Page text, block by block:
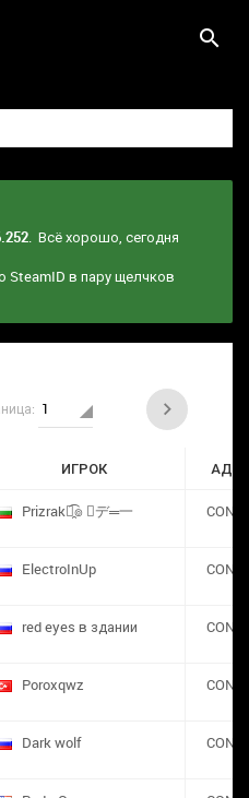
. Всё хорошо, сегодня
SteamID в пару щелчков
ИГРОК
Prizrak๏̯͡๏ ︻デ═一
ElectroInUp
red eyes в здании
​Poroxqwz
Dark wolf